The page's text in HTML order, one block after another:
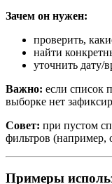
Зачем он нужен:
проверить,
найти
уточнить дату/
Важно: если список
выборке нет
Совет: при пустом
фильтров (например,
Примеры